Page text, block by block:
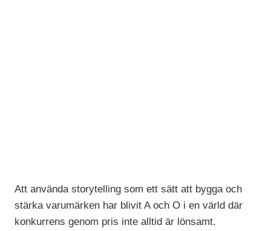
Att använda storytelling som ett sätt att bygga och
stärka varumärken har blivit A och O i en värld där
konkurrens genom pris inte alltid är lönsamt.